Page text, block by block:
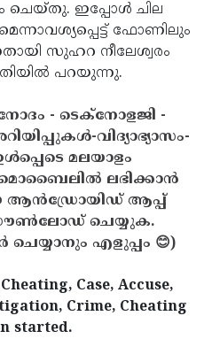
ചെയ്തു. ഇപ്പോള്‍ ചില
ഫോണിലും
സുഹറ നീലേശ്വരം
പറയുന്നു.
- ടെക്നോളജി -
വിദ്യാഭ്യാസം-
മലയാളം
ലഭിക്കാൻ
ആൻഡ്രോയിഡ് ആപ്പ്
ഡൗൺലോഡ് ചെയ്യുക.
എളുപ്പം 😊)
Case, Accuse,
Crime, Cheating
started.